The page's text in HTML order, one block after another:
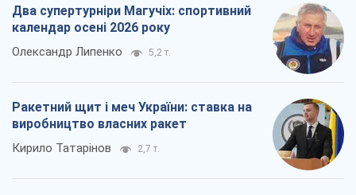
Два супертурніри Магучіх: спортивний
календар осені 2026 року
Олександр Липенко 5,2 т.
Ракетний щит і меч України: ставка на
виробництво власних ракет
Кирило Татарінов 2,7 т.